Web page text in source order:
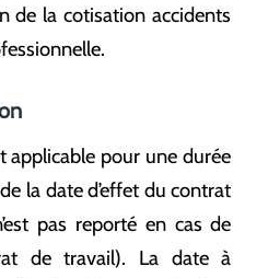
de la cotisation accidents
applicable pour une durée
la date d’effet du contrat
pas reporté en cas de
de travail). La date à